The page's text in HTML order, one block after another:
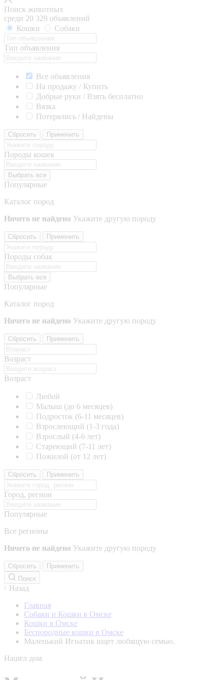
Поиск животных
среди 20 329 объявлений
Кошки
Собаки
Тип объявления
Все объявления
На продажу / Купить
Добрые руки / Взять бесплатно
Вязка
Потерялись / Найдены
Сбросить Применить
Породы кошек
Выбрать все
Популярные
Каталог пород
Ничего не найдено Укажите другую породу
Сбросить Применить
Породы собак
Выбрать все
Популярные
Каталог пород
Ничего не найдено Укажите другую породу
Сбросить Применить
Возраст
Возраст
Любой
Малыш (до 6 месяцев)
Подросток (6-11 месяцев)
Взрослеющий (1-3 года)
Взрослый (4-6 лет)
Стареющий (7-11 лет)
Пожилой (от 12 лет)
Сбросить Применить
Город, регион
Популярные
Все регионы
Ничего не найдено Укажите другую породу
Сбросить
Применить
Поиск
Назад
Главная
Собаки и Кошки в Омске
Кошки в Омске
Беспородные кошки в Омске
Маленький Игнатик ищет любящую семью.
Нашел дом